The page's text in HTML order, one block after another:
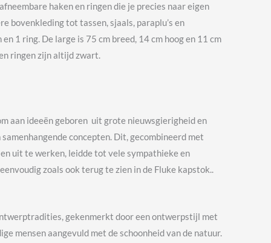
haken en ringen die je precies naar eigen
bovenkleding tot tassen, sjaals, paraplu’s en
1 ring. De large is 75 cm breed, 14 cm hoog en 11 cm
ringen zijn altijd zwart.
aan ideeën geboren uit grote nieuwsgierigheid en
concepten. Dit, gecombineerd met
uit te werken, leidde tot vele sympathieke en
zoals ook terug te zien in de Fluke kapstok..
gekenmerkt door een ontwerpstijl met
mensen aangevuld met de schoonheid van de natuur.